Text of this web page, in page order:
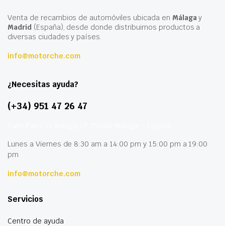
Venta de recambios de automóviles ubicada en Málagay
Madrid(España), desde donde distribuimos productos a
diversas ciudades y países.
info@motorche.com
¿Necesitas ayuda?
(+34) 951 47 26 47
Lunes a Viernes de 8:30 am a 14:00 pm y 15:00 pm a 19:00
pm
info@motorche.com
Servicios
Centro de ayuda